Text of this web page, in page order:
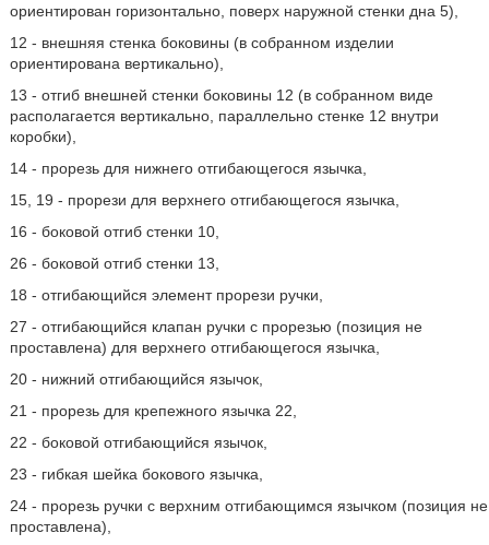
ориентирован горизонтально, поверх наружной стенки дна 5),
12 - внешняя стенка боковины (в собранном изделии
ориентирована вертикально),
13 - отгиб внешней стенки боковины 12 (в собранном виде
располагается вертикально, параллельно стенке 12 внутри
коробки),
14 - прорезь для нижнего отгибающегося язычка,
15, 19 - прорези для верхнего отгибающегося язычка,
16 - боковой отгиб стенки 10,
26 - боковой отгиб стенки 13,
18 - отгибающийся элемент прорези ручки,
27 - отгибающийся клапан ручки с прорезью (позиция не
проставлена) для верхнего отгибающегося язычка,
20 - нижний отгибающийся язычок,
21 - прорезь для крепежного язычка 22,
22 - боковой отгибающийся язычок,
23 - гибкая шейка бокового язычка,
24 - прорезь ручки с верхним отгибающимся язычком (позиция не
проставлена),